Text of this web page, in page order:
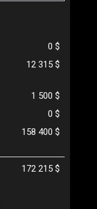
0 $
12 315 $
1 500 $
0 $
158 400 $
172 215 $